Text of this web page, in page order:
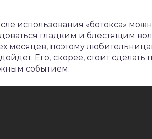
использования «ботокса»
гладким и блестящим
месяцев, поэтому
Его, скорее, стоит
событием.